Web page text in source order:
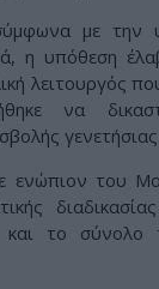
με την
η υπόθεση
λειτουργός
να
ενώπιον του
και το